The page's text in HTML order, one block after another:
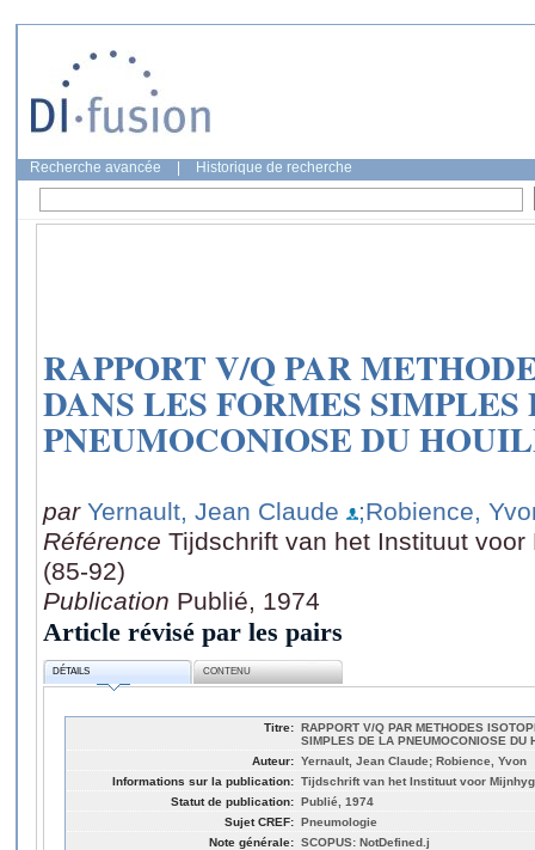
Recherche avancée Historique de recherche
RAPPORT V/Q PAR
DANS LES FORMES
PNEUMOCONIOSE DU
par Yernault, Jean Claude
;Robience,
Référence Tijdschrift van het Instituut
(85-92)
Publication Publié, 1974
Article révisé par les pairs
DÉTAILS CONTENU
Titre: RAPPORT V/Q PAR METHODES
SIMPLES DE LA PNEUMOCONIOSE DU
Auteur: Yernault, Jean Claude; Robience, Yvon
Informations sur la publication: Tijdschrift van het Instituut voor
Statut de publication: Publié, 1974
Sujet CREF: Pneumologie
Note générale: SCOPUS: NotDefined.j